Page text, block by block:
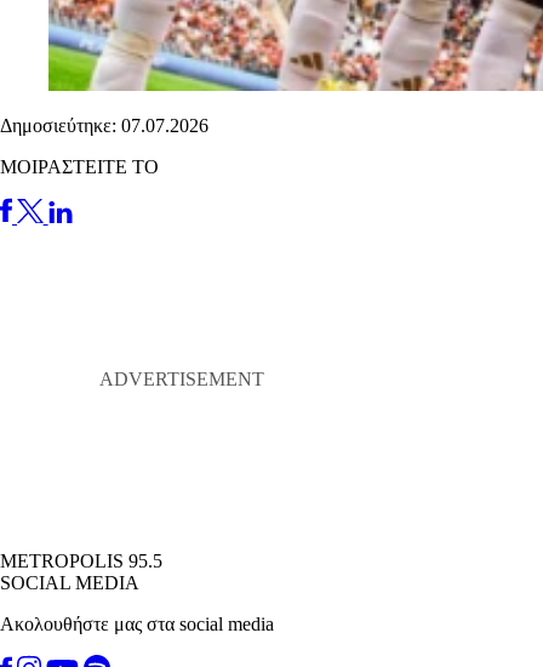
Δημοσιεύτηκε: 07.07.2026
ΜΟΙΡΑΣΤΕΙΤΕ ΤΟ
METROPOLIS 95.5
SOCIAL MEDIA
Ακολουθήστε μας στα social media